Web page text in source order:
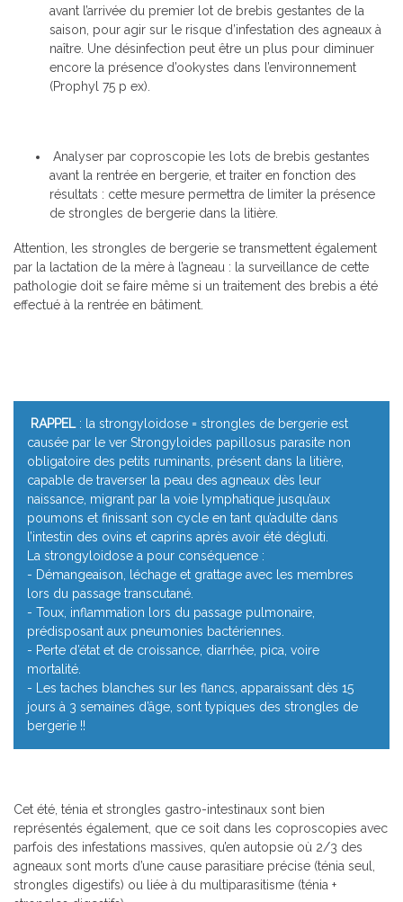
avant l’arrivée du premier lot de brebis gestantes de la
saison, pour agir sur le risque d’infestation des agneaux à
naître. Une désinfection peut être un plus pour diminuer
encore la présence d’ookystes dans l’environnement
(Prophyl 75 p ex).
Analyser par coproscopie les lots de brebis gestantes
avant la rentrée en bergerie, et traiter en fonction des
résultats : cette mesure permettra de limiter la présence
de strongles de bergerie dans la litière.
Attention, les strongles de bergerie se transmettent également
par la lactation de la mère à l’agneau : la surveillance de cette
pathologie doit se faire même si un traitement des brebis a été
effectué à la rentrée en bâtiment.
RAPPEL: la strongyloidose = strongles de bergerie est
causée par le ver Strongyloides papillosus parasite non
obligatoire des petits ruminants, présent dans la litière,
capable de traverser la peau des agneaux dès leur
naissance, migrant par la voie lymphatique jusqu’aux
poumons et finissant son cycle en tant qu’adulte dans
l’intestin des ovins et caprins après avoir été dégluti.
La strongyloidose a pour conséquence :
- Démangeaison, léchage et grattage avec les membres
lors du passage transcutané.
- Toux, inflammation lors du passage pulmonaire,
prédisposant aux pneumonies bactériennes.
- Perte d’état et de croissance, diarrhée, pica, voire
mortalité.
- Les taches blanches sur les flancs, apparaissant dès 15
jours à 3 semaines d’âge, sont typiques des strongles de
bergerie !!
Cet été, ténia et strongles gastro-intestinaux sont bien
représentés également, que ce soit dans les coproscopies avec
parfois des infestations massives, qu’en autopsie où 2/3 des
agneaux sont morts d’une cause parasitiare précise (ténia seul,
strongles digestifs) ou liée à du multiparasitisme (ténia +